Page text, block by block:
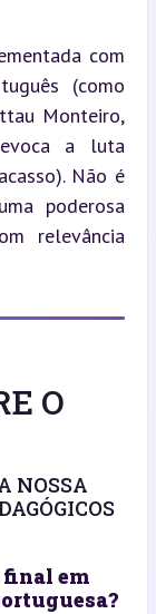
com
(como
Monteiro,
a luta
Não é
poderosa
relevância
O
NOSSA
final em